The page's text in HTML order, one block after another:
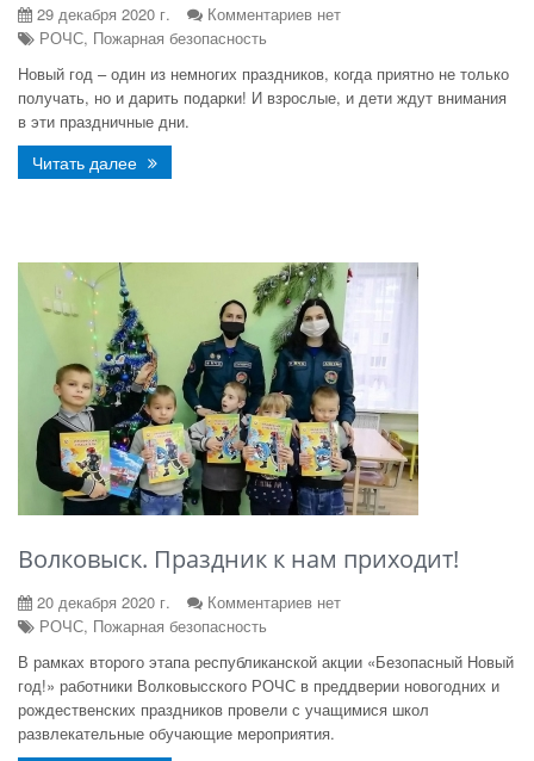
29 декабря 2020 г.
Комментариев нет
РОЧС, Пожарная безопасность
Новый год – один из немногих праздников, когда приятно не только
получать, но и дарить подарки! И взрослые, и дети ждут внимания
в эти праздничные дни.
Читать далее
Волковыск. Праздник к нам приходит!
20 декабря 2020 г.
Комментариев нет
РОЧС, Пожарная безопасность
В рамках второго этапа республиканской акции «Безопасный Новый
год!» работники Волковысского РОЧС в преддверии новогодних и
рождественских праздников провели с учащимися школ
развлекательные обучающие мероприятия.